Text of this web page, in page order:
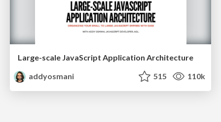
Large-scale JavaScript Application Architecture
addyosmani
515 110k